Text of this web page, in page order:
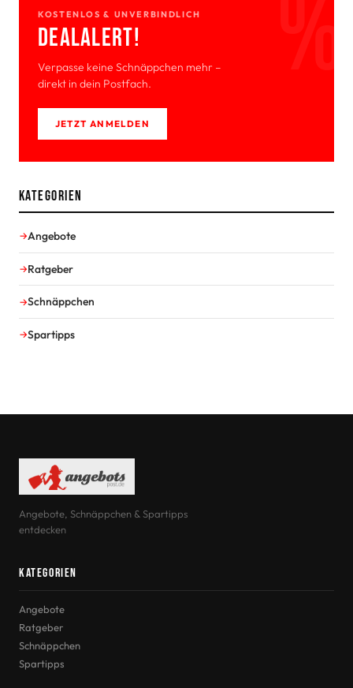
KOSTENLOS & UNVERBINDLICH
Deal­Alert!
Verpasse keine Schnäppchen mehr –
direkt in dein Postfach.
JETZT ANMELDEN
Kategorien
Angebote
Ratgeber
Schnäppchen
Spartipps
Angebote, Schnäppchen & Spartipps
entdecken
Kategorien
Angebote
Ratgeber
Schnäppchen
Spartipps